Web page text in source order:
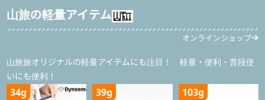
用のリスト付き
山旅の軽量アイテム
オンラインショップ
山旅旅オリジナルの軽量アイテムにも注目！ 軽量・便利・普段使
いにも便利！
34g 39g 103g